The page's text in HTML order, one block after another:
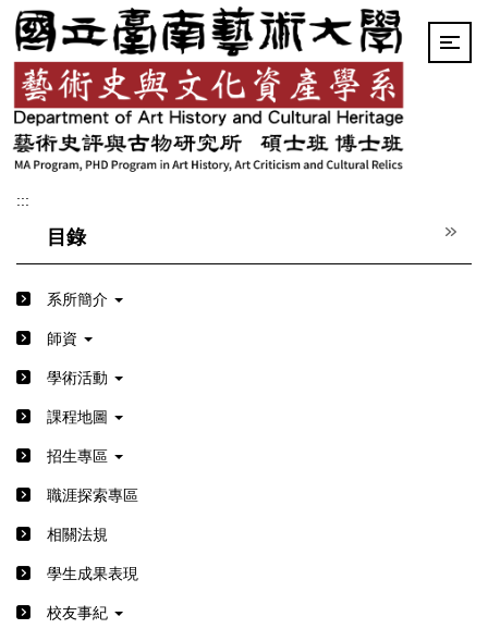
跳
到
主
要
內
容
區
:::
目錄
系所簡介
師資
學術活動
課程地圖
招生專區
職涯探索專區
相關法規
學生成果表現
校友事紀